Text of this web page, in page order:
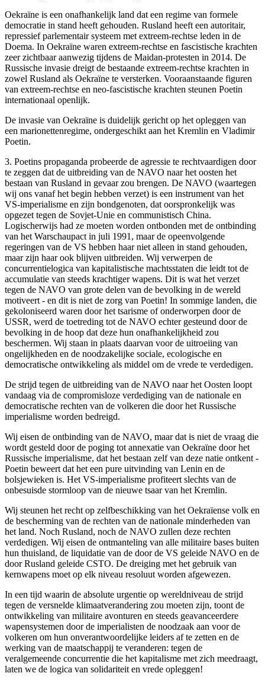
Oekraïne is een onafhankelijk land dat een regime van formele
democratie in stand heeft gehouden. Rusland heeft een autoritair,
repressief parlementair systeem met extreem-rechtse leden in de
Doema. In Oekraïne waren extreem-rechtse en fascistische krachten
zeer zichtbaar aanwezig tijdens de Maidan-protesten in 2014. De
Russische invasie dreigt de bestaande extreem-rechtse krachten in
zowel Rusland als Oekraïne te versterken. Vooraanstaande figuren
van extreem-rechtse en neo-fascistische krachten steunen Poetin
internationaal openlijk.
De invasie van Oekraïne is duidelijk gericht op het opleggen van
een marionettenregime, ondergeschikt aan het Kremlin en Vladimir
Poetin.
3. Poetins propaganda probeerde de agressie te rechtvaardigen door
te zeggen dat de uitbreiding van de NAVO naar het oosten het
bestaan van Rusland in gevaar zou brengen. De NAVO (waartegen
wij ons vanaf het begin hebben verzet) is een instrument van het
VS-imperialisme en zijn bondgenoten, dat oorspronkelijk was
opgezet tegen de Sovjet-Unie en communistisch China.
Logischerwijs had ze moeten worden ontbonden met de ontbinding
van het Warschaupact in juli 1991, maar de opeenvolgende
regeringen van de VS hebben haar niet alleen in stand gehouden,
maar zijn haar ook blijven uitbreiden. Wij verwerpen de
concurrentielogica van kapitalistische machtsstaten die leidt tot de
accumulatie van steeds krachtiger wapens. Dit is wat het verzet
tegen de NAVO van grote delen van de bevolking in de wereld
motiveert - en dit is niet de zorg van Poetin! In sommige landen, die
gekoloniseerd waren door het tsarisme of onderworpen door de
USSR, werd de toetreding tot de NAVO echter gesteund door de
bevolking in de hoop dat deze hun onafhankelijkheid zou
beschermen. Wij staan in plaats daarvan voor de uitroeiing van
ongelijkheden en de noodzakelijke sociale, ecologische en
democratische ontwikkeling als middel om de vrede te verdedigen.
De strijd tegen de uitbreiding van de NAVO naar het Oosten loopt
vandaag via de compromisloze verdediging van de nationale en
democratische rechten van de volkeren die door het Russische
imperialisme worden bedreigd.
Wij eisen de ontbinding van de NAVO, maar dat is niet de vraag die
wordt gesteld door de poging tot annexatie van Oekraïne door het
Russische imperialisme, dat het bestaan zelf van deze natie ontkent -
Poetin beweert dat het een pure uitvinding van Lenin en de
bolsjewieken is. Het VS-imperialisme profiteert slechts van de
onbesuisde stormloop van de nieuwe tsaar van het Kremlin.
Wij steunen het recht op zelfbeschikking van het Oekraïense volk en
de bescherming van de rechten van de nationale minderheden van
het land. Noch Rusland, noch de NAVO zullen deze rechten
verdedigen. Wij eisen de ontmanteling van alle militaire bases buiten
hun thuisland, de liquidatie van de door de VS geleide NAVO en de
door Rusland geleide CSTO. De dreiging met het gebruik van
kernwapens moet op elk niveau resoluut worden afgewezen.
In een tijd waarin de absolute urgentie op wereldniveau de strijd
tegen de versnelde klimaatverandering zou moeten zijn, toont de
ontwikkeling van militaire avonturen en steeds geavanceerdere
wapensystemen door de imperialisten de noodzaak aan voor de
volkeren om hun onverantwoordelijke leiders af te zetten en de
werking van de maatschappij te veranderen: tegen de
veralgemeende concurrentie die het kapitalisme met zich meedraagt,
laten we de logica van solidariteit en vrede opleggen!